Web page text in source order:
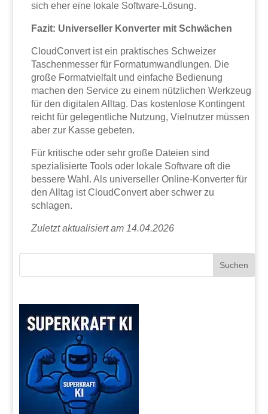
sich eher eine lokale Software-Lösung.
Fazit: Universeller Konverter mit Schwächen
CloudConvert ist ein praktisches Schweizer
Taschenmesser für Formatumwandlungen. Die
große Formatvielfalt und einfache Bedienung
machen den Service zu einem nützlichen Werkzeug
für den digitalen Alltag. Das kostenlose Kontingent
reicht für gelegentliche Nutzung, Vielnutzer müssen
aber zur Kasse gebeten.
Für kritische oder sehr große Dateien sind
spezialisierte Tools oder lokale Software oft die
bessere Wahl. Als universeller Online-Konverter für
den Alltag ist CloudConvert aber schwer zu
schlagen.
Zuletzt aktualisiert am 14.04.2026